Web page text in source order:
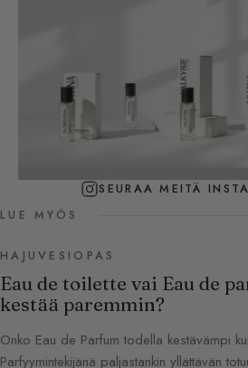
SEURAA MEITÄ
LUE MYÖS
HAJUVESIOPAS
Eau de toilette vai Eau de
kestää paremmin?
Onko Eau de Parfum todella kestävämpi
Parfyymintekijänä paljastankin yllättävän